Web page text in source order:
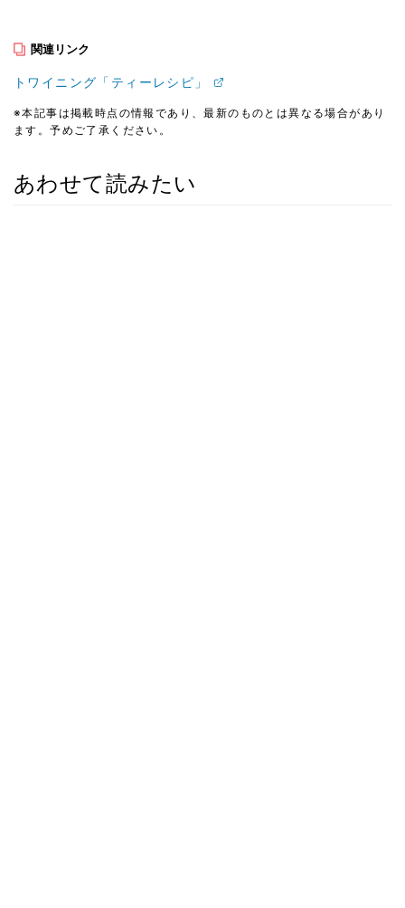
関連リンク
トワイニング「ティーレシピ」
※本記事は掲載時点の情報であり、最新のものとは異なる場合があり
ます。予めご了承ください。
あわせて読みたい